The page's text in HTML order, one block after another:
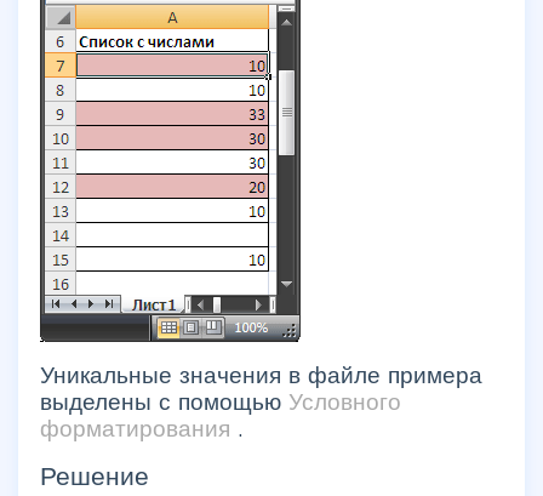
Уникальные значения в файле примера
выделены с помощью Условного
форматирования
Решение